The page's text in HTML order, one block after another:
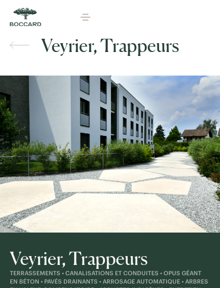
Veyrier, Trappeurs
Veyrier, Trappeurs
TERRASSEMENTS • CANALISATIONS ET CONDUITES • OPUS GÉANT
EN BÉTON • PAVÉS DRAINANTS • ARROSAGE AUTOMATIQUE • ARBRES